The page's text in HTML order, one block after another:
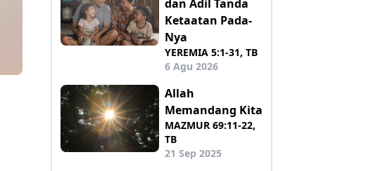
dan Adil Tanda
Ketaatan Pada-
Nya
YEREMIA 5:1-31, TB
6 Agu 2026
Allah
Memandang Kita
MAZMUR 69:11-22,
TB
21 Sep 2025